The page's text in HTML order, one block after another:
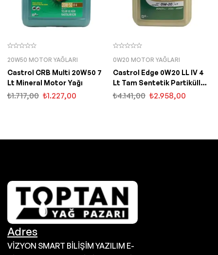
20W50 MOTOR YAĞLARI
Castrol CRB Multi 20W50 7
Lt Mineral Motor Yağı
₺1.717,00 ₺1.227,00
0W20 MOTOR YAĞLARI
Castrol Edge 0W20 LL IV 4
Lt Tam Sentetik Partiküllü
Motor Yağı
₺4.141,00 ₺2.958,00
Adres
VİZYON SMART BİLİŞİM YAZILIM E-